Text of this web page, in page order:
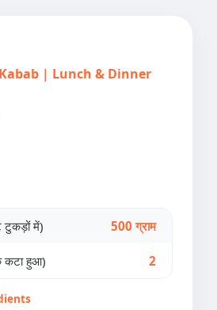
Kabab | Lunch & Dinner
टुकड़ों में) 500 ग्राम
कटा हुआ) 2